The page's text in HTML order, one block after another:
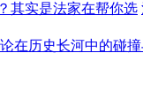
其实是法家在帮你选
在历史长河中的碰